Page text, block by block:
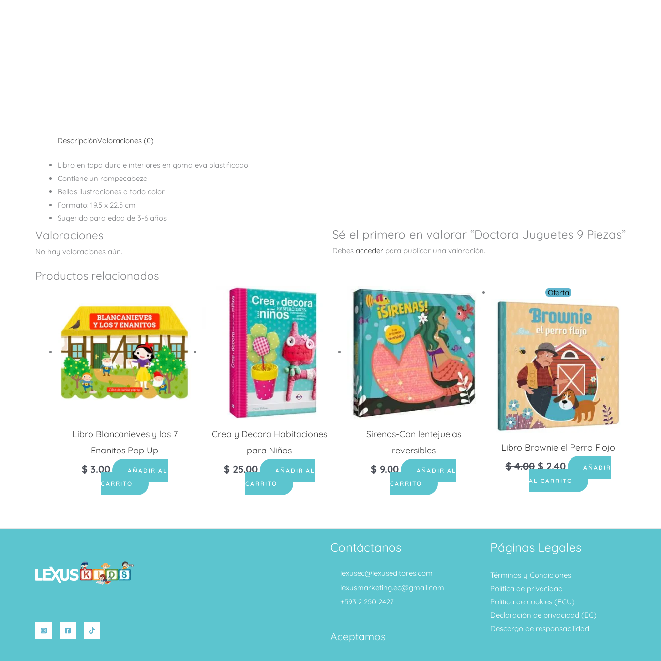
DescripciónValoraciones (0)
Libro en tapa dura e interiores en goma eva plastificado
Contiene un rompecabeza
Bellas ilustraciones a todo color
Formato: 19.5 x 22.5 cm
Sugerido para edad de 3-6 años
Valoraciones
No hay valoraciones aún.
Sé el primero en valorar “Doctora Juguetes 9 Piezas”
Debes acceder para publicar una valoración.
Productos relacionados
Libro Blancanieves y los 7
Enanitos Pop Up
$ 3.00
AÑADIR AL
CARRITO
Crea y Decora Habitaciones
para Niños
$ 25.00
AÑADIR AL
CARRITO
Sirenas-Con lentejuelas
reversibles
$ 9.00
AÑADIR AL
CARRITO
¡Oferta!
Libro Brownie el Perro Flojo
$4.00
precio
original
era:
$ 4.00.
$2.40
El
precio
actual
es:
$ 2.40.
AÑADIR
AL CARRITO
Contáctanos
lexusec@lexuseditores.com
lexusmarketing.ec@gmail.com
+593 2 250 2427
Aceptamos
Páginas Legales
Términos y Condiciones
Política de privacidad
Política de cookies (ECU)
Declaración de privacidad (EC)
Descargo de responsabilidad